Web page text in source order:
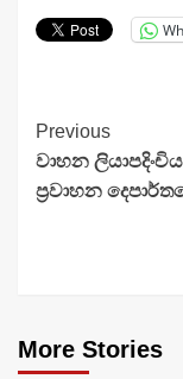
Continue
Reading
Previous
වාහන
ප්‍රවාහන
More Stories